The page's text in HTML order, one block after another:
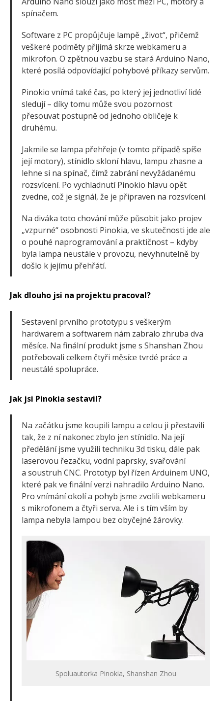
spínačem.
Software z PC propůjčuje lampě „život“, přičemž
veškeré podměty přijímá skrze webkameru a
mikrofon. O zpětnou vazbu se stará Arduino Nano,
které posílá odpovídající pohybové příkazy servům.
Pinokio vnímá také čas, po který jej jednotliví lidé
sledují – díky tomu může svou pozornost
přesouvat postupně od jednoho obličeje k
druhému.
Jakmile se lampa přehřeje (v tomto případě spíše
její motory), stínidlo skloní hlavu, lampu zhasne a
lehne si na spínač, čímž zabrání nevyžádanému
rozsvícení. Po vychladnutí Pinokio hlavu opět
zvedne, což je signál, že je připraven na rozsvícení.
Na diváka toto chování může působit jako projev
„vzpurné“ osobnosti Pinokia, ve skutečnosti jde ale
o pouhé naprogramování a praktičnost – kdyby
byla lampa neustále v provozu, nevyhnutelně by
došlo k jejímu přehřátí.
Jak dlouho jsi na projektu pracoval?
Sestavení prvního prototypu s veškerým
hardwarem a softwarem nám zabralo zhruba dva
měsíce. Na finální produkt jsme s Shanshan Zhou
potřebovali celkem čtyři měsíce tvrdé práce a
neustálé spolupráce.
Jak jsi Pinokia sestavil?
Na začátku jsme koupili lampu a celou ji přestavili
tak, že z ní nakonec zbylo jen stínidlo. Na její
předělání jsme využili techniku 3d tisku, dále pak
laserovou řezačku, vodní paprsky, svařování
a soustruh CNC. Prototyp byl řízen Arduinem UNO,
které pak ve finální verzi nahradilo Arduino Nano.
Pro vnímání okolí a pohyb jsme zvolili webkameru
s mikrofonem a čtyři serva. Ale i s tím vším by
lampa nebyla lampou bez obyčejné žárovky.
Spoluautorka Pinokia, Shanshan Zhou